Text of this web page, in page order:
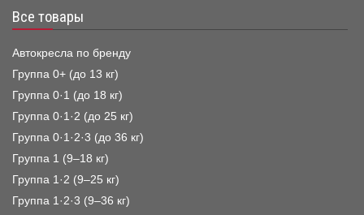
Все товары
Автокресла по бренду
Группа 0+ (до 13 кг)
Группа 0·1 (до 18 кг)
Группа 0·1·2 (до 25 кг)
Группа 0·1·2·3 (до 36 кг)
Группа 1 (9–18 кг)
Группа 1·2 (9–25 кг)
Группа 1·2·3 (9–36 кг)